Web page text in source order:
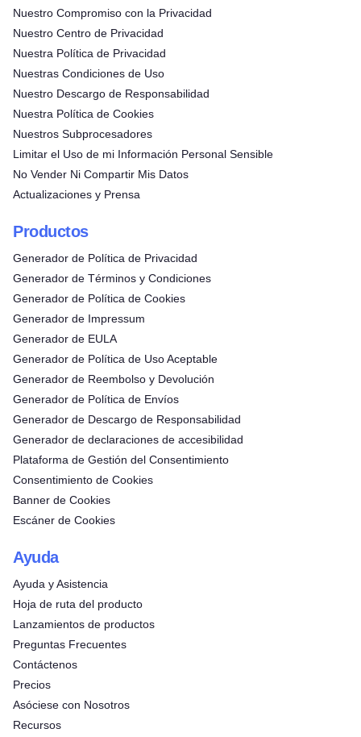
Nuestro Compromiso con la Privacidad
Nuestro Centro de Privacidad
Nuestra Política de Privacidad
Nuestras Condiciones de Uso
Nuestro Descargo de Responsabilidad
Nuestra Política de Cookies
Nuestros Subprocesadores
Limitar el Uso de mi Información Personal Sensible
No Vender Ni Compartir Mis Datos
Actualizaciones y Prensa
Productos
Generador de Política de Privacidad
Generador de Términos y Condiciones
Generador de Política de Cookies
Generador de Impressum
Generador de EULA
Generador de Política de Uso Aceptable
Generador de Reembolso y Devolución
Generador de Política de Envíos
Generador de Descargo de Responsabilidad
Generador de declaraciones de accesibilidad
Plataforma de Gestión del Consentimiento
Consentimiento de Cookies
Banner de Cookies
Escáner de Cookies
Ayuda
Ayuda y Asistencia
Hoja de ruta del producto
Lanzamientos de productos
Preguntas Frecuentes
Contáctenos
Precios
Asóciese con Nosotros
Recursos